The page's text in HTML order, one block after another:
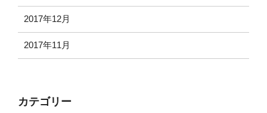
2017年12月
2017年11月
カテゴリー